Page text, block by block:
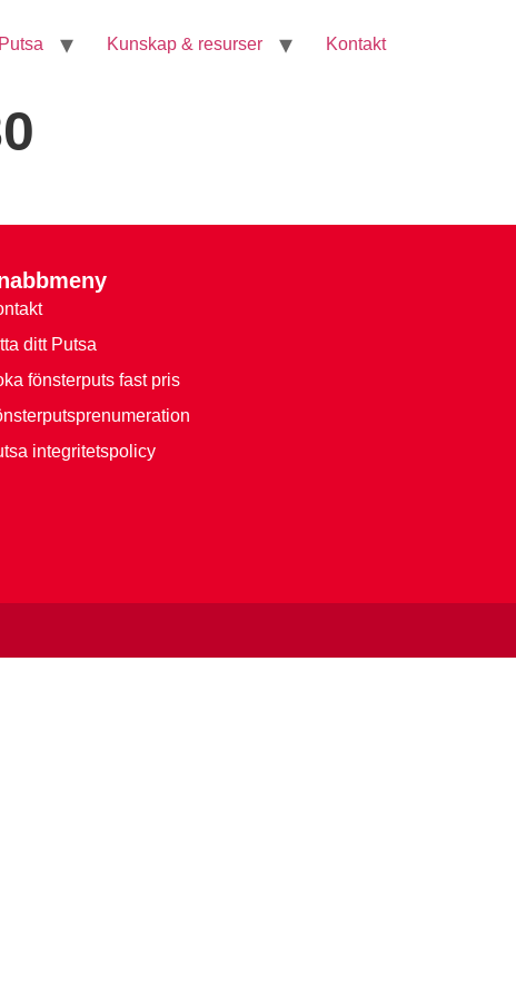
Kunskap & resurser Kontakt
ditt Putsa
fönsterputs fast pris
integritetspolicy